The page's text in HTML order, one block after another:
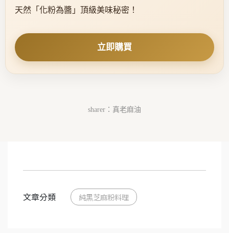
天然「化粉為醬」頂級美味秘密！
立即購買
sharer：真老麻油
文章分類 純黑芝麻粉料理